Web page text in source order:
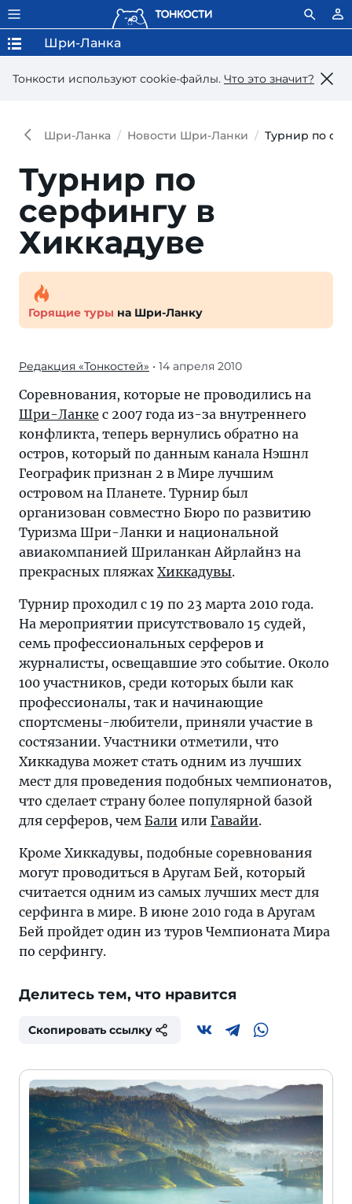
Тонкости используют сookie-файлы. Что это значит?
Шри-Ланка
Шри-Ланка Новости Шри-Ланки Турнир по
Турнир по
серфингу в
Хиккадуве
Горящие туры на Шри-Ланку
Редакция «Тонкостей» • 14 апреля 2010
Соревнования, которые не проводились на
Шри-Ланке с 2007 года из-за внутреннего
конфликта, теперь вернулись обратно на
остров, который по данным канала Нэшнл
Географик признан 2 в Мире лучшим
островом на Планете. Турнир был
организован совместно Бюро по развитию
Туризма Шри-Ланки и национальной
авиакомпанией Шриланкан Айрлайнз на
прекрасных пляжах Хиккадувы.
Турнир проходил с 19 по 23 марта 2010 года.
На мероприятии присутствовало 15 судей,
семь профессиональных серферов и
журналисты, освещавшие это событие. Около
100 участников, среди которых были как
профессионалы, так и начинающие
спортсмены-любители, приняли участие в
состязании. Участники отметили, что
Хиккадува может стать одним из лучших
мест для проведения подобных чемпионатов,
что сделает страну более популярной базой
для серферов, чем Бали или Гавайи.
Кроме Хиккадувы, подобные соревнования
могут проводиться в Аругам Бей, который
считается одним из самых лучших мест для
серфинга в мире. В июне 2010 года в Аругам
Бей пройдет один из туров Чемпионата Мира
по серфингу.
Делитесь тем, что нравится
Скопировать ссылку